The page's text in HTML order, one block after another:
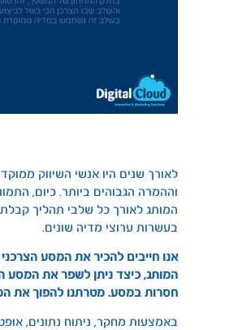
לאורך שנים היו אנשי השיווק
וההמרה הגבוהים ביותר. כיום,
המותג לאורך כל שלבי תהליך קבלת
בעשרות ערוצי מדיה שונים.
אנו חייבים להכיר את המסע
המותג, כיצד ניתן לשפר את המסע
חסרות במסע. מטרתנו להפוך את
באמצעות מחקר, ניתוח נתונים,